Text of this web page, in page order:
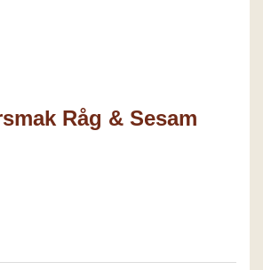
Råg & Sesam